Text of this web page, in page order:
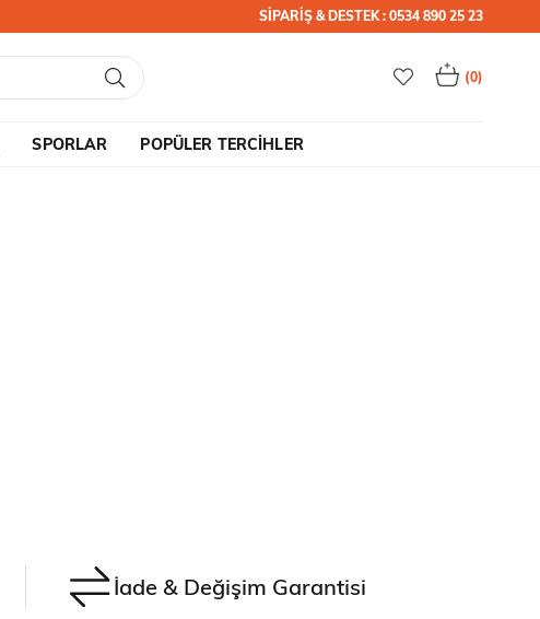
SİPARİŞ & DESTEK : 0534 890 25 23
0
SPORLAR POPÜLER TERCİHLER
İade & Değişim Garantisi